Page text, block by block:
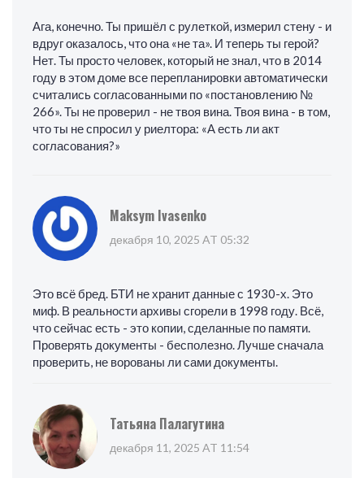
Ага, конечно. Ты пришёл с рулеткой, измерил стену - и
вдруг оказалось, что она «не та». И теперь ты герой?
Нет. Ты просто человек, который не знал, что в 2014
году в этом доме все перепланировки автоматически
считались согласованными по «постановлению №
266». Ты не проверил - не твоя вина. Твоя вина - в том,
что ты не спросил у риелтора: «А есть ли акт
согласования?»
Maksym Ivasenko
декабря 10, 2025 AT 05:32
Это всё бред. БТИ не хранит данные с 1930-х. Это
миф. В реальности архивы сгорели в 1998 году. Всё,
что сейчас есть - это копии, сделанные по памяти.
Проверять документы - бесполезно. Лучше сначала
проверить, не ворованы ли сами документы.
Татьяна Палагутина
декабря 11, 2025 AT 11:54